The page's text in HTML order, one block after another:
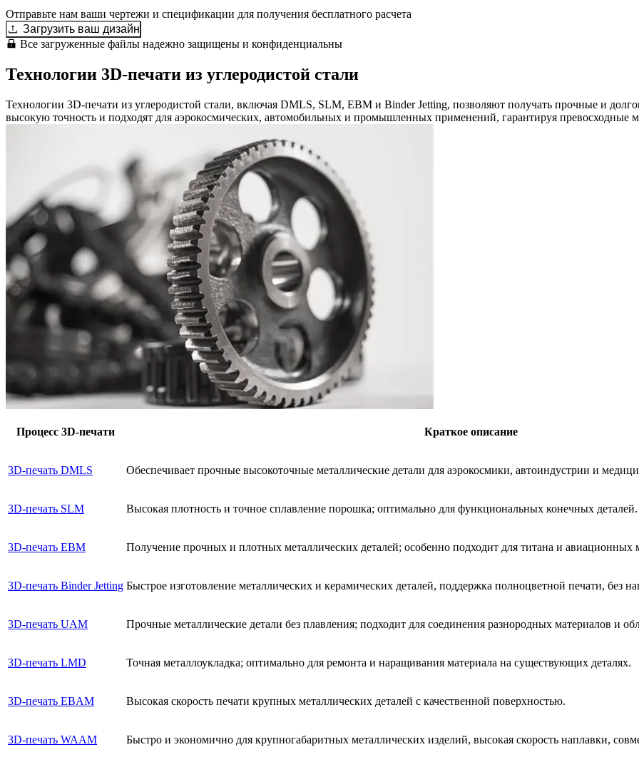
Отправьте нам ваши чертежи и спецификации для получения бесплатного расчета
Загрузить ваш дизайн
Все загруженные файлы надежно защищены и конфиденциальны
Технологии 3D-печати из углеродистой стали
Технологии 3D-печати из углеродистой стали, включая DMLS, SLM, EBM и Binder Jetting, позволяют получать прочные и
высокую точность и подходят для аэрокосмических, автомобильных и промышленных применений, гарантируя превосходные
Процесс 3D-печати Краткое описание
3D-печать DMLS Обеспечивает прочные высокоточные металлические детали для аэрокосмики, автоиндустрии и
3D-печать SLM Высокая плотность и точное сплавление порошка; оптимально для функциональных конечных деталей.
3D-печать EBM Получение прочных и плотных металлических деталей; особенно подходит для титана и авиационных
3D-печать Binder Jetting Быстрое изготовление металлических и керамических деталей, поддержка полноцветной печати, без
3D-печать UAM Прочные металлические детали без плавления; подходит для соединения разнородных материалов и
3D-печать LMD Точная металлоукладка; оптимально для ремонта и наращивания материала на существующих деталях.
3D-печать EBAM Высокая скорость печати крупных металлических деталей с качественной поверхностью.
3D-печать WAAM Быстро и экономично для крупногабаритных металлических изделий, высокая скорость наплавки,